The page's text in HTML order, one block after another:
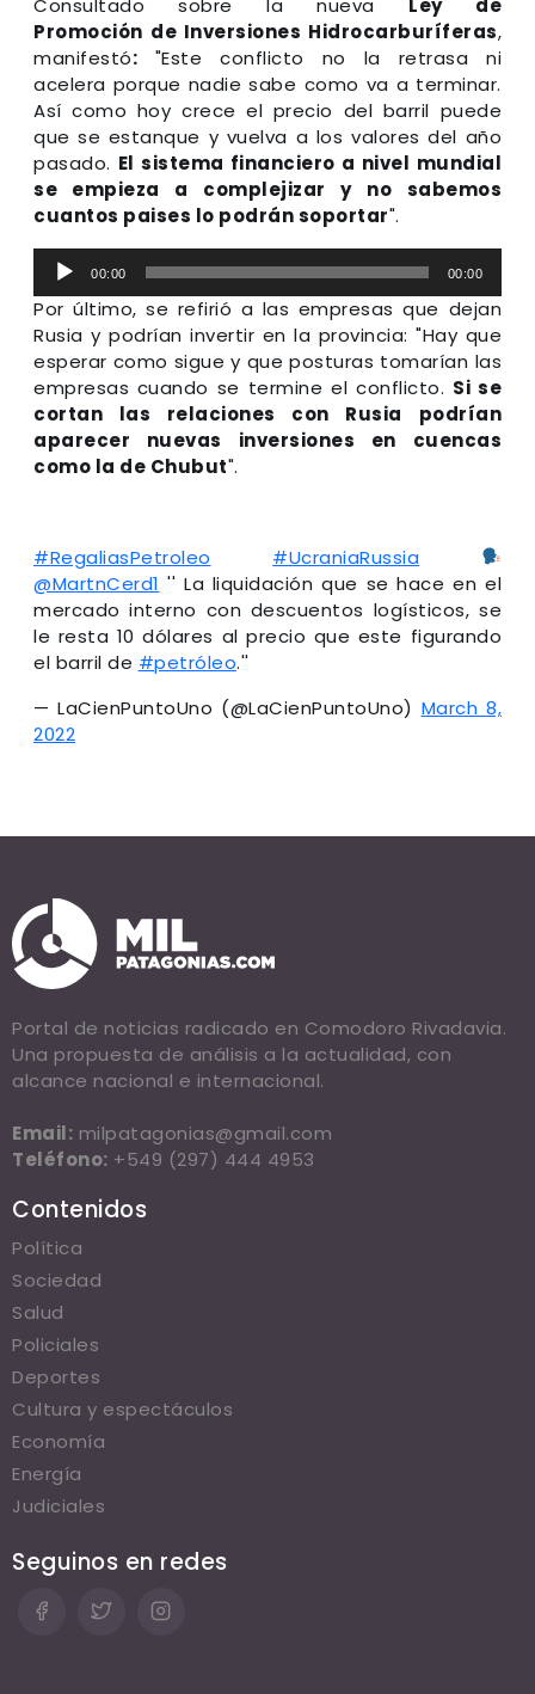
Consultado sobre la nueva Ley de
Promoción de Inversiones Hidrocarburíferas,
manifestó: "Este conflicto no la retrasa ni
acelera porque nadie sabe como va a terminar.
Así como hoy crece el precio del barril puede
que se estanque y vuelva a los valores del año
pasado. El sistema financiero a nivel mundial
se empieza a complejizar y no sabemos
cuantos paises lo podrán soportar".
Reproductor
audio
00:00 00:00
Por último, se refirió a las empresas que dejan
Rusia y podrían invertir en la provincia: "Hay que
esperar como sigue y que posturas tomarían las
empresas cuando se termine el conflicto. Si se
cortan las relaciones con Rusia podrían
aparecer nuevas inversiones en cuencas
como la de Chubut".
#RegaliasPetroleo
#UcraniaRussia
@MartnCerd1 '' La liquidación que se hace en el
mercado interno con descuentos logísticos, se
le resta 10 dólares al precio que este figurando
el barril de #petróleo.''
— LaCienPuntoUno (@LaCienPuntoUno) March 8,
2022
Portal de noticias radicado en Comodoro Rivadavia.
Una propuesta de análisis a la actualidad, con
alcance nacional e internacional.
Email: milpatagonias@gmail.com
Teléfono: +549 (297) 444 4953
Contenidos
Política
Sociedad
Salud
Policiales
Deportes
Cultura y espectáculos
Economía
Energía
Judiciales
Seguinos en redes